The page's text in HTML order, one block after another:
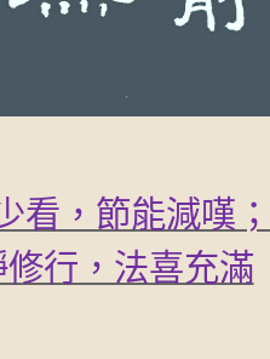
看，節能減嘆；
修行，法喜充滿